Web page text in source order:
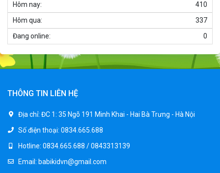
Xe ô tô điện trẻ em địa hình M666
2.400.000 ₫
Xe máy điện trẻ em BJQ-M03
1.950.000 ₫
Xe ô tô điện trẻ em BPD-702
410
Hôm nay:
337
Hôm qua:
0
Đang online:
THÔNG TIN LIÊN HỆ
Địa chỉ: ĐC 1: 35 Ngõ 191 Minh Khai - Hai Bà Trưng - Hà Nội
Số điện thoại: 0834.665.688
Hotline: 0834.665.688 / 0843313139
Email: babikidvn@gmail.com